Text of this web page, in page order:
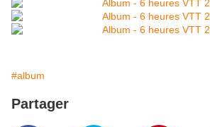
#album
Partager